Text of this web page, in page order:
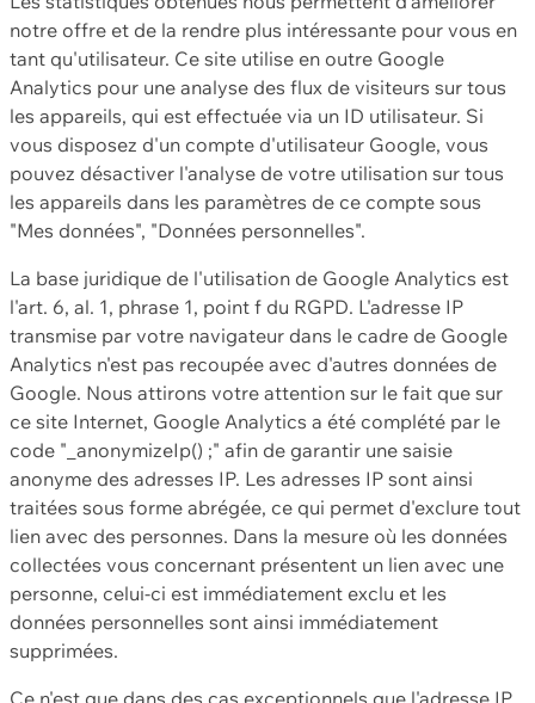
notre offre et de la rendre plus intéressante pour vous en
tant qu'utilisateur. Ce site utilise en outre Google
Analytics pour une analyse des flux de visiteurs sur tous
les appareils, qui est effectuée via un ID utilisateur. Si
vous disposez d'un compte d'utilisateur Google, vous
pouvez désactiver l'analyse de votre utilisation sur tous
les appareils dans les paramètres de ce compte sous
"Mes données", "Données personnelles".
La base juridique de l'utilisation de Google Analytics est
l'art. 6, al. 1, phrase 1, point f du RGPD. L'adresse IP
transmise par votre navigateur dans le cadre de Google
Analytics n'est pas recoupée avec d'autres données de
Google. Nous attirons votre attention sur le fait que sur
ce site Internet, Google Analytics a été complété par le
code "_anonymizeIp() ;" afin de garantir une saisie
anonyme des adresses IP. Les adresses IP sont ainsi
traitées sous forme abrégée, ce qui permet d'exclure tout
lien avec des personnes. Dans la mesure où les données
collectées vous concernant présentent un lien avec une
personne, celui-ci est immédiatement exclu et les
données personnelles sont ainsi immédiatement
supprimées.